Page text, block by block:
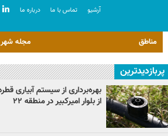
آرشيو تماس با ما درباره ما
مناطق مجله شهر
پربازدیدترین
از بلوار امیرکبیر در منطقه ۲۲